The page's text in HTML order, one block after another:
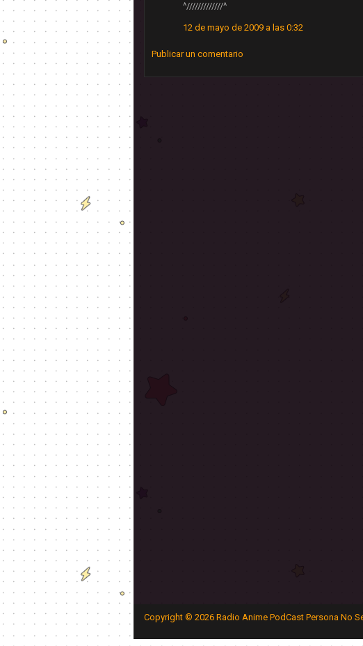
^/////////////^
12 de mayo de 2009 a las 0:32
Publicar un comentario
Copyright © 2026 Radio Anime PodCast Persona No